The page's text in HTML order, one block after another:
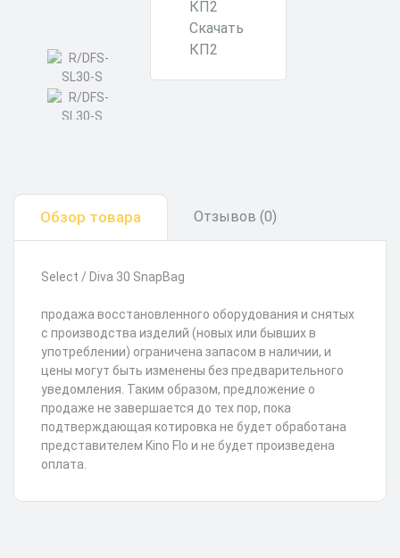
Скачать
КП2
Обзор товара Отзывов (0)
Select / Diva 30 SnapBag
продажа восстановленного оборудования и снятых
с производства изделий (новых или бывших в
употреблении) ограничена запасом в наличии, и
цены могут быть изменены без предварительного
уведомления. Таким образом, предложение о
продаже не завершается до тех пор, пока
подтверждающая котировка не будет обработана
представителем Kino Flo и не будет произведена
оплата.